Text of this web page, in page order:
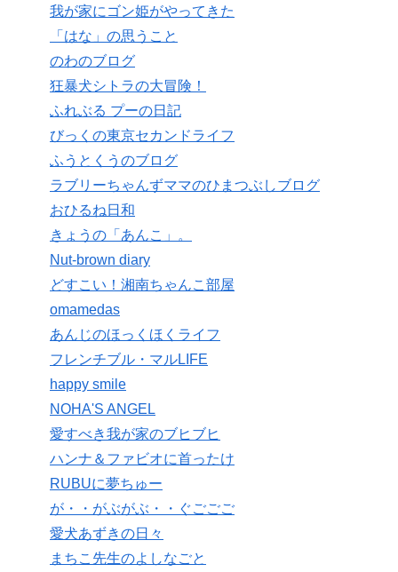
我が家にゴン姫がやってきた
「はな」の思うこと
のわのブログ
狂暴犬シトラの大冒険！
ふれぶる プーの日記
びっくの東京セカンドライフ
ふうとくうのブログ
ラブリーちゃんずママのひまつぶしブログ
おひるね日和
きょうの「あんこ」。
Nut-brown diary
どすこい！湘南ちゃんこ部屋
omamedas
あんじのほっくほくライフ
フレンチブル・マルLIFE
happy smile
NOHA'S ANGEL
愛すべき我が家のブヒブヒ
ハンナ＆ファビオに首ったけ
RUBUに夢ちゅー
が・・がぶがぶ・・ぐごごご
愛犬あずきの日々
まちこ先生のよしなごと